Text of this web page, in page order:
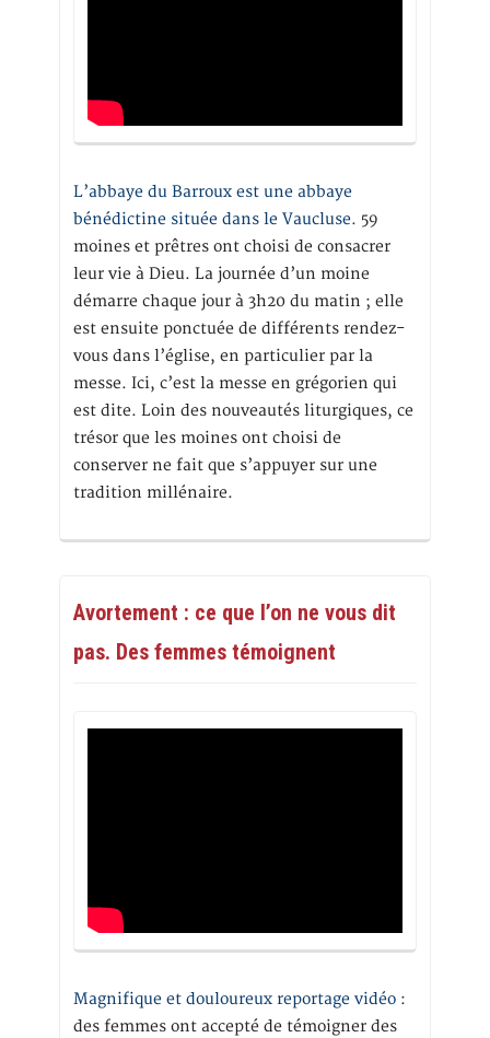
L’abbaye du Barroux est une abbaye
bénédictine située dans le Vaucluse. 59
moines et prêtres ont choisi de consacrer
leur vie à Dieu. La journée d’un moine
démarre chaque jour à 3h20 du matin ; elle
est ensuite ponctuée de différents rendez-
vous dans l’église, en particulier par la
messe. Ici, c’est la messe en grégorien qui
est dite. Loin des nouveautés liturgiques, ce
trésor que les moines ont choisi de
conserver ne fait que s’appuyer sur une
tradition millénaire.
Avortement : ce que l’on ne vous dit
pas. Des femmes témoignent
Magnifique et douloureux reportage vidéo :
des femmes ont accepté de témoigner des